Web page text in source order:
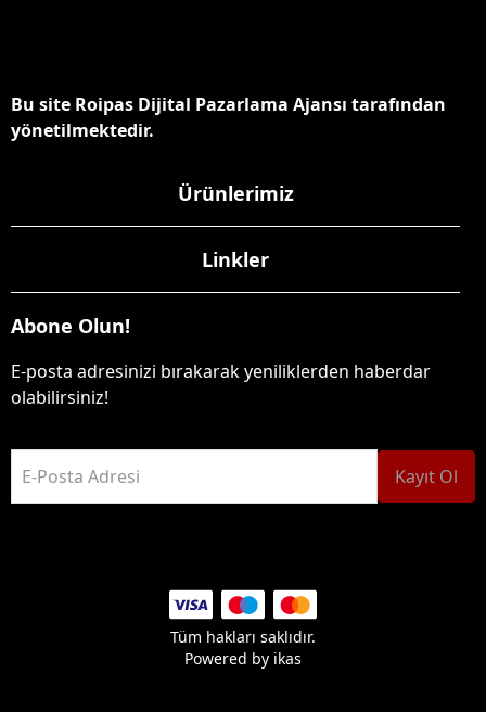
Bu site Roipas Dijital Pazarlama Ajansı tarafından
yönetilmektedir.
Ürünlerimiz
Linkler
Abone Olun!
E-posta adresinizi bırakarak yeniliklerden haberdar
olabilirsiniz!
E-Posta Adresi Kayıt Ol
Tüm hakları saklıdır.
Powered by ikas